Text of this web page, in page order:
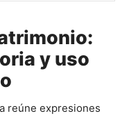
y uso
reúne expresiones